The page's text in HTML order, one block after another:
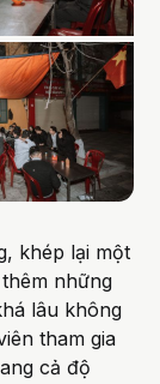
khép lại một
những
lâu không
tham gia
cả độ